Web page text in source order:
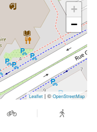
+
−
Leaflet | © OpenStreetMap